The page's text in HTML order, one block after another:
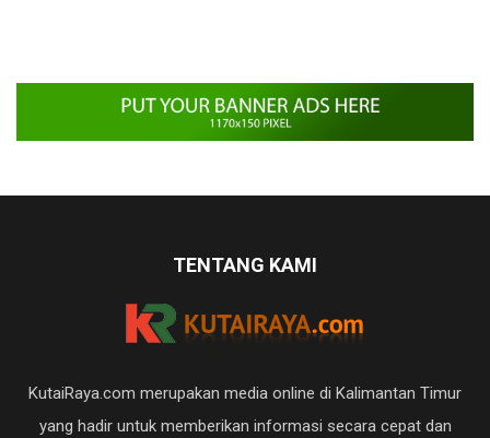
TENTANG KAMI
KutaiRaya.com merupakan media online di Kalimantan Timur
yang hadir untuk memberikan informasi secara cepat dan